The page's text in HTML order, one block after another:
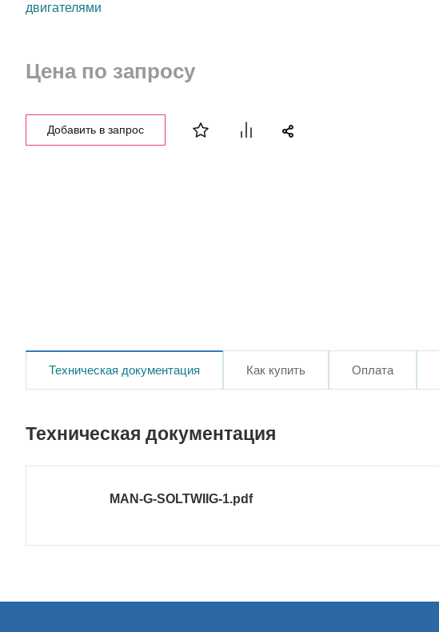
двигателями
Цена по запросу
Добавить в запрос
Техническая документация Как купить Оплата
Техническая документация
MAN-G-SOLTWIIG-1.pdf